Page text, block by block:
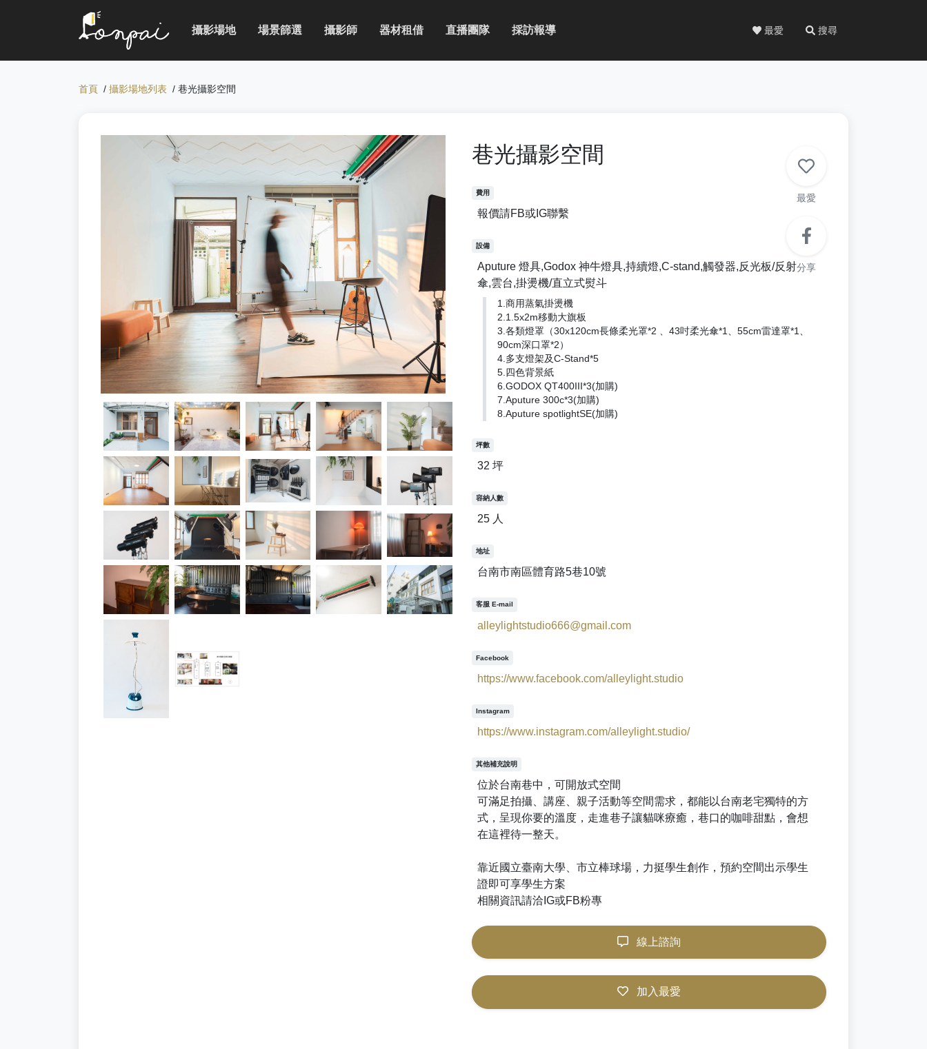
攝影場地 場景篩選 攝影師 器材租借 直播團隊 採訪報導 最愛 搜尋
首頁 / 攝影場地列表 / 巷光攝影空間
最愛
分享
巷光攝影空間
費用
報價請FB或IG聯繫
設備
Aputure 燈具,Godox 神牛燈具,持續燈,C-stand,觸發器,反光板/反射
傘,雲台,掛燙機/直立式熨斗
1.商用蒸氣掛燙機
2.1.5x2m移動大旗板
3.各類燈罩（30x120cm長條柔光罩*2 、43吋柔光傘*1、55cm雷達罩*1、
90cm深口罩*2）
4.多支燈架及C-Stand*5
5.四色背景紙
6.GODOX QT400III*3(加購)
7.Aputure 300c*3(加購)
8.Aputure spotlightSE(加購)
坪數
32 坪
容納人數
25 人
地址
台南市南區體育路5巷10號
客服 E-mail
alleylightstudio666@gmail.com
Facebook
https://www.facebook.com/alleylight.studio
Instagram
https://www.instagram.com/alleylight.studio/
其他補充說明
位於台南巷中，可開放式空間
可滿足拍攝、講座、親子活動等空間需求，都能以台南老宅獨特的方
式，呈現你要的溫度，走進巷子讓貓咪療癒，巷口的咖啡甜點，會想
在這裡待一整天。
靠近國立臺南大學、市立棒球場，力挺學生創作，預約空間出示學生
證即可享學生方案
相關資訊請洽IG或FB粉專
線上諮詢
加入最愛